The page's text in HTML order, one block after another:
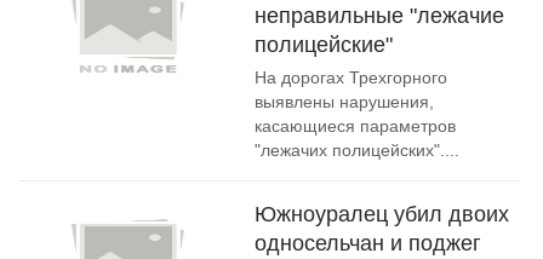
неправильные "лежачие
полицейские"
На дорогах Трехгорного
выявлены нарушения,
касающиеся параметров
"лежачих полицейских"....
Южноуралец убил двоих
односельчан и поджег